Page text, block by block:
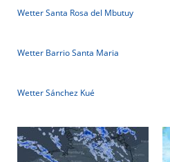
Wetter Santa Rosa del Mbutuy
Wetter Barrio Santa Maria
Wetter Sánchez Kué